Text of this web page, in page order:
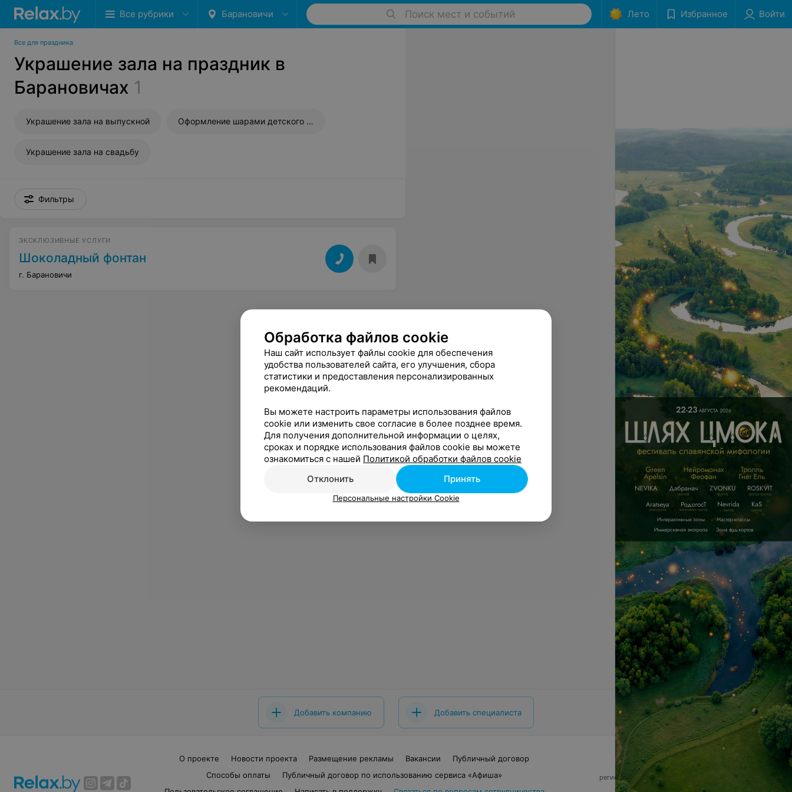
Все рубрики Барановичи Поиск мест и событий Лето Избранное Войти
Все для праздника
Украшение зала на праздник в
Барановичах 1
Украшение зала на выпускной Оформление шарами детского праздника
Украшение зала на свадьбу
Фильтры
ЭКСКЛЮЗИВНЫЕ УСЛУГИ
Шоколадный фонтан
г. Барановичи
Добавить компанию Добавить специалиста
О проекте Новости проекта Размещение рекламы Вакансии
Публичный договор
Способы оплаты
Публичный договор по использованию сервиса «Афиша»
© 2026 ООО «Артокс Лаб», УНП 191700409,
регистрирующий орган - Минский горисполком
220012, Республика Беларусь, г. Минск,
Обработка файлов cookie
Наш сайт использует файлы cookie для обеспечения
удобства пользователей сайта, его улучшения, сбора
статистики и предоставления персонализированных
рекомендаций.
Вы можете настроить параметры использования файлов
cookie или изменить свое согласие в более позднее время.
Для получения дополнительной информации о целях,
сроках и порядке использования файлов cookie вы можете
ознакомиться с нашей Политикой обработки файлов cookie
Отклонить
Принять
Персональные настройки Cookie